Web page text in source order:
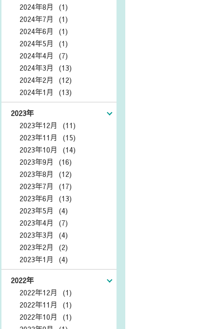
2024年8月 (1)
2024年7月 (1)
2024年6月 (1)
2024年5月 (1)
2024年4月 (7)
2024年3月 (13)
2024年2月 (12)
2024年1月 (13)
2023年
2023年12月 (11)
2023年11月 (15)
2023年10月 (14)
2023年9月 (16)
2023年8月 (12)
2023年7月 (17)
2023年6月 (13)
2023年5月 (4)
2023年4月 (7)
2023年3月 (4)
2023年2月 (2)
2023年1月 (4)
2022年
2022年12月 (1)
2022年11月 (1)
2022年10月 (1)